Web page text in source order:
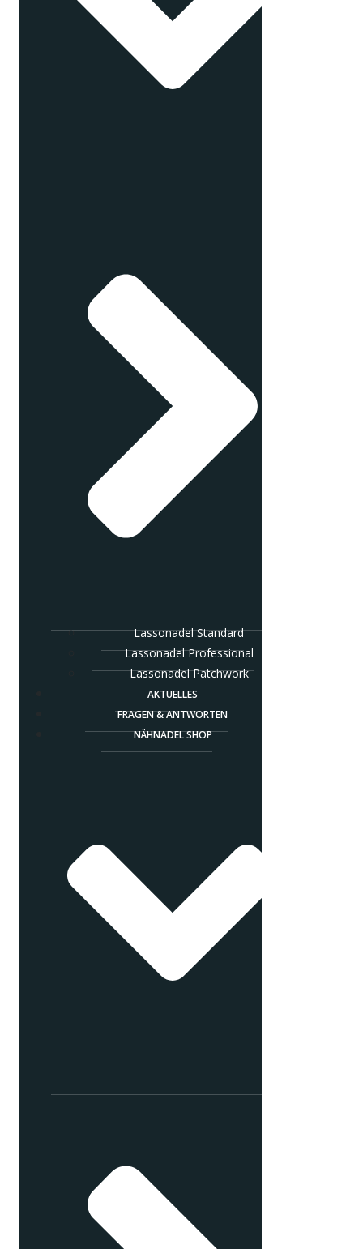
Lassonadel Standard
Lassonadel Professional
Lassonadel Patchwork
AKTUELLES
FRAGEN & ANTWORTEN
NÄHNADEL SHOP